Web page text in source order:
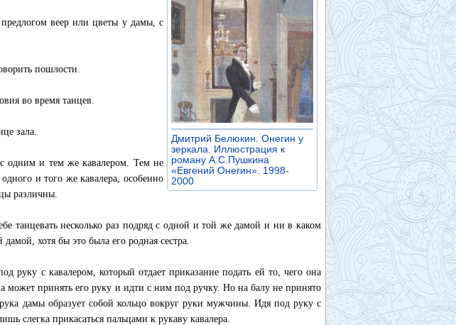
Дмитрий Белюкин. Онегин у
зеркала. Иллюстрация к
роману А.С.Пушкина
«Евгений Онегин». 1998-
2000
веер или цветы у дамы, с
пошлости.
во время танцев.
зала.
одним и тем же кавалером. Тем не
и того же кавалера, особенно
различны.
танцевать несколько раз подряд с одной и той же дамой и ни в каком
хотя бы это была его родная сестра.
руку с кавалером, который отдает приказание подать ей то, чего она
может принять его руку и идти с ним под ручку. Но на балу не принято
дамы образует собой кольцо вокруг руки мужчины. Идя под руку с
слегка прикасаться пальцами к рукаву кавалера.